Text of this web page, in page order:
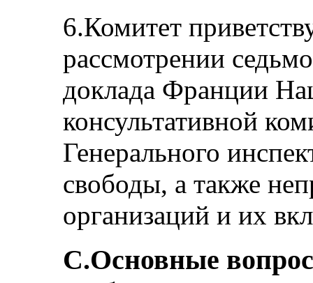
6.Комитет
рассмотрении
доклада Франции
консультативной
Генерального
свободы, а также
организаций и их
С.Основные